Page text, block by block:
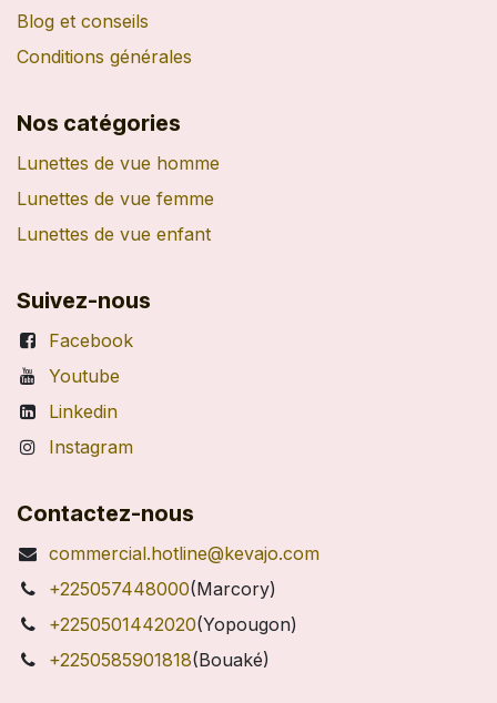
Blog et conseils
Conditions générales
Nos catégories
Lunettes de vue homme
Lunettes de vue femme
Lunettes de vue enfant
Suivez-nous
Facebook
Youtube
Linkedin
Instagram
Contactez-nous
commercial.hotline@kevajo.com
+225057448000(Marcory)
+2250501442020(Yopougon)
+2250585901818(Bouaké)